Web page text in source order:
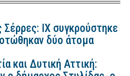
Σέρρες: ΙΧ συγκρούστηκε
δύο άτομα
και Δυτική Αττική: